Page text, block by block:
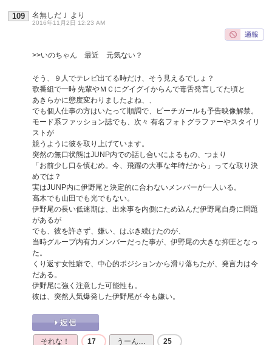
109 名無しだＪ より
2016年11月2日 12:23 AM
>>いのちゃん 最近 元気ない？
そう、９人でテレビ出てる時だけ、そう見えるでしょ？
歌番組で一時 先輩やＭＣにグイグイからんで毒舌発言してた頃と
あきらかに態度変わりましたよね、、
でも個人仕事の方はいたって順調で、ピーチガールも予告映像解禁。
モード系ファッション誌でも、次々 有名フォトグラファーやスタイリ
ストが
競うように彼を取り上げています。
突然の無口状態はJUNP内での話し合いによるもの、つまり
「お前少し口を慎むめ。今、飛躍の大事な年時だから」ってな取り決
めでは？
実はJUNP内に伊野尾と決定的に合わないメンバーが一人いる。
高木でも山田でも光でもない。
伊野尾の長い低迷期は、出来事を内側にため込んだ伊野尾自身に問題
があるが
でも、彼を許さず、嫌い、はぶき続けたのが、
当時グループ内有力メンバーだった事が、伊野尾の大きな抑圧となっ
た。
くり返す女性癖で、中心的ポジションから滑り落ちたが、発言力は今
だある。
伊野尾に強く注意した可能性も。
彼は、突然人気爆発した伊野尾が 今も嫌い。
それな！ 17 うーん… 25